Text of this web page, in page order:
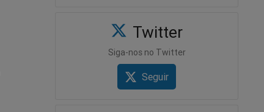
Twitter
Siga-nos no Twitter
Seguir